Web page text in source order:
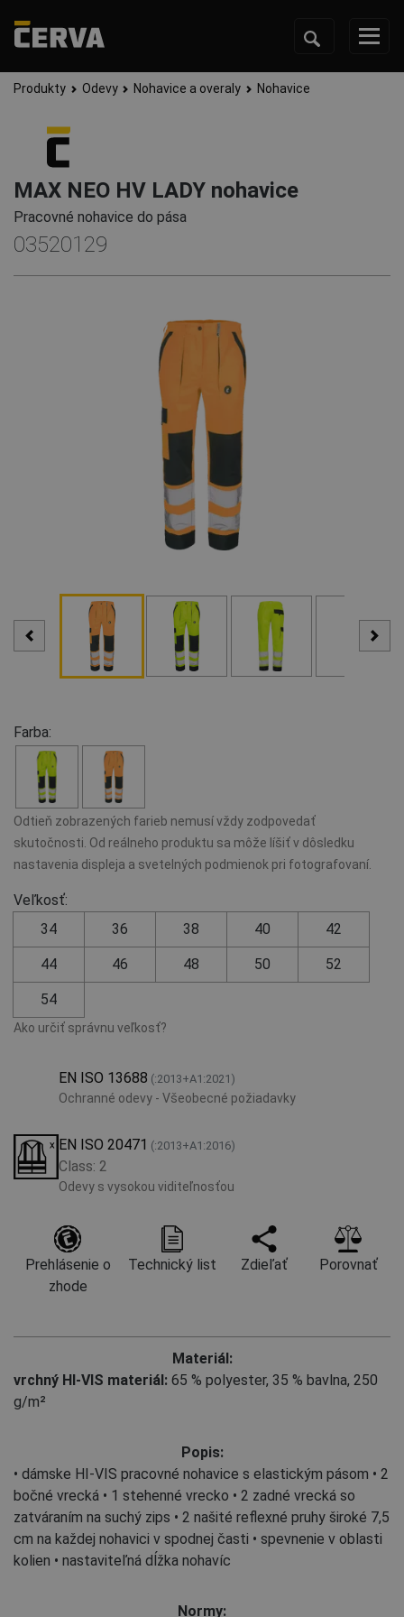
Produkty Odevy Nohavice a overaly Nohavice
MAX NEO HV LADY nohavice
Pracovné nohavice do pása
03520129
Farba:
Odtieň zobrazených farieb nemusí vždy zodpovedať
skutočnosti. Od reálneho produktu sa môže líšiť v dôsledku
nastavenia displeja a svetelných podmienok pri fotografovaní.
Veľkosť:
34
36 38 40 42
44 46 48 50 52
54
Ako určiť správnu veľkosť?
EN ISO 13688 (:2013+A1:2021)
Ochranné odevy - Všeobecné požiadavky
EN ISO 20471 (:2013+A1:2016)
Class: 2
Odevy s vysokou viditeľnosťou
Prehlásenie o
zhode
Technický list Zdieľať Porovnať
Materiál:
vrchný HI-VIS materiál: 65 % polyester, 35 % bavlna, 250
g/m²
Popis:
• dámske HI-VIS pracovné nohavice s elastickým pásom • 2
bočné vrecká • 1 stehenné vrecko • 2 zadné vrecká so
zatváraním na suchý zips • 2 našité reflexné pruhy široké 7,5
cm na každej nohavici v spodnej časti • spevnenie v oblasti
kolien • nastaviteľná dĺžka nohavíc
Normy: